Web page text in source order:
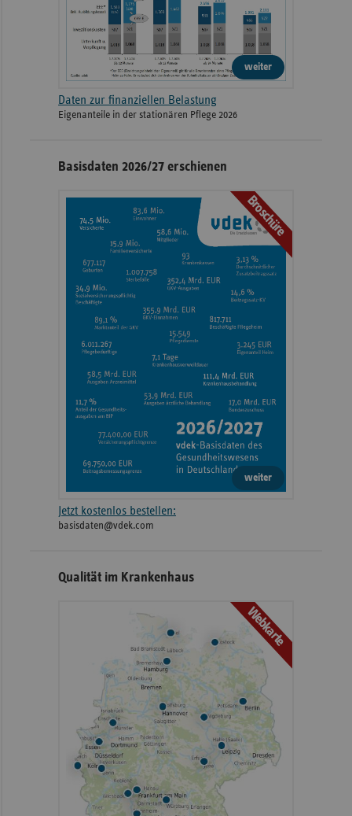
weiter
Daten zur finanziellen Belastung
Eigenanteile in der stationären Pflege 2026
Basisdaten 2026/27 erschienen
Broschüre
weiter
Jetzt kostenlos bestellen:
basisdaten@vdek.com
Qualität im Krankenhaus
Webkarte